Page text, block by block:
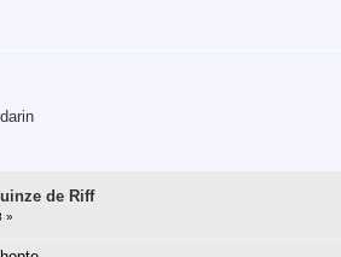
de Riff
»